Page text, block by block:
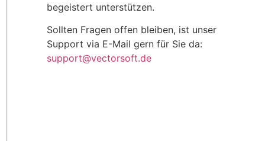
begeistert unterstützen.
Sollten Fragen offen bleiben, ist unser
Support via E-Mail gern für Sie da:
support@vectorsoft.de